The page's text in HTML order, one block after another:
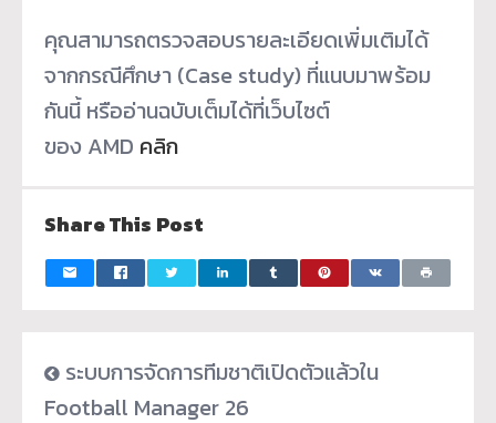
คุณสามารถตรวจสอบรายละเอียดเพิ่มเติมได้
จากกรณีศึกษา (Case study) ที่แนบมาพร้อม
กันนี้ หรืออ่านฉบับเต็มได้ที่เว็บไซต์
ของ AMD คลิก
Share This Post
ระบบการจัดการทีมชาติเปิดตัวแล้วใน
Football Manager 26